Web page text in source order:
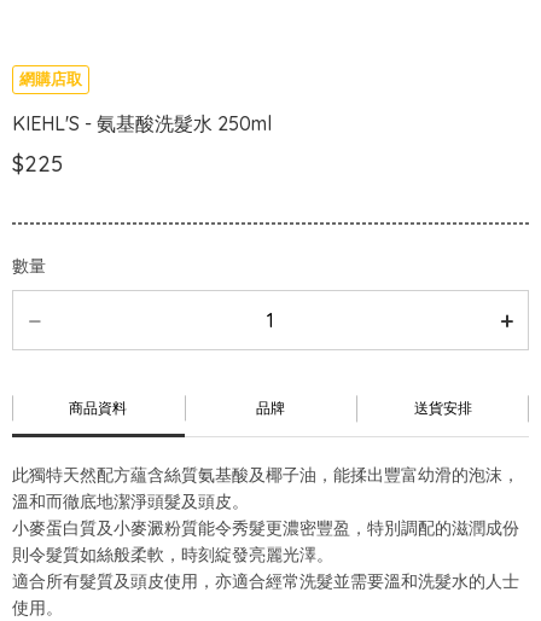
網購店取
KIEHL'S - 氨基酸洗髮水 250ml
$225
數量
商品資料 品牌 送貨安排
此獨特天然配方蘊含絲質氨基酸及椰子油，能揉出豐富幼滑的泡沫，
溫和而徹底地潔淨頭髮及頭皮。
小麥蛋白質及小麥澱粉質能令秀髮更濃密豐盈，特別調配的滋潤成份
則令髮質如絲般柔軟，時刻綻發亮麗光澤。
適合所有髮質及頭皮使用，亦適合經常洗髮並需要溫和洗髮水的人士
使用。